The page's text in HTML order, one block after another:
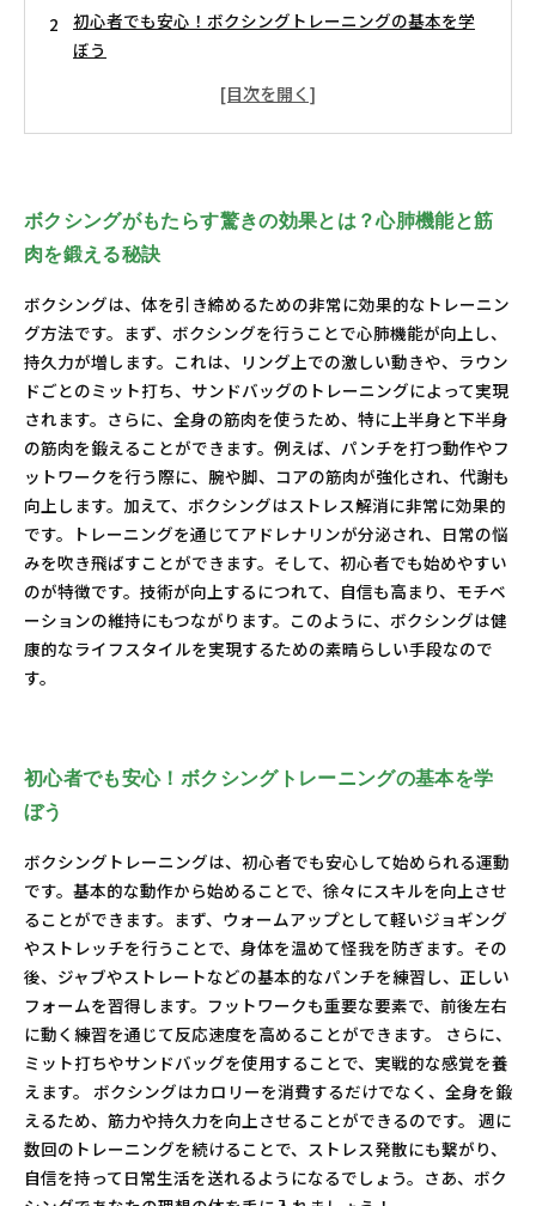
初心者でも安心！ボクシングトレーニングの基本を学
ぼう
ダイエットだけじゃない！ボクシングのストレス発散
ボクシングを通じて自信を高める！フィットネスへの
道
ボクシングトレーニングの成果を実感するためのポイ
ント
あなたも挑戦してみよう！ボクシングで健康的なライ
フスタイルを手に入れよう
ボクシングがもたらす驚きの効果とは？心肺機能と筋
肉を鍛える秘訣
ボクシングは、体を引き締めるための非常に効果的なトレーニン
グ方法です。まず、ボクシングを行うことで心肺機能が向上し、
持久力が増します。これは、リング上での激しい動きや、ラウン
ドごとのミット打ち、サンドバッグのトレーニングによって実現
されます。さらに、全身の筋肉を使うため、特に上半身と下半身
の筋肉を鍛えることができます。例えば、パンチを打つ動作やフ
ットワークを行う際に、腕や脚、コアの筋肉が強化され、代謝も
向上します。加えて、ボクシングはストレス解消に非常に効果的
です。トレーニングを通じてアドレナリンが分泌され、日常の悩
みを吹き飛ばすことができます。そして、初心者でも始めやすい
のが特徴です。技術が向上するにつれて、自信も高まり、モチベ
ーションの維持にもつながります。このように、ボクシングは健
康的なライフスタイルを実現するための素晴らしい手段なので
す。
初心者でも安心！ボクシングトレーニングの基本を学
ぼう
ボクシングトレーニングは、初心者でも安心して始められる運動
です。基本的な動作から始めることで、徐々にスキルを向上させ
ることができます。まず、ウォームアップとして軽いジョギング
やストレッチを行うことで、身体を温めて怪我を防ぎます。その
後、ジャブやストレートなどの基本的なパンチを練習し、正しい
フォームを習得します。フットワークも重要な要素で、前後左右
に動く練習を通じて反応速度を高めることができます。 さらに、
ミット打ちやサンドバッグを使用することで、実戦的な感覚を養
えます。 ボクシングはカロリーを消費するだけでなく、全身を鍛
えるため、筋力や持久力を向上させることができるのです。 週に
数回のトレーニングを続けることで、ストレス発散にも繋がり、
自信を持って日常生活を送れるようになるでしょう。さあ、ボク